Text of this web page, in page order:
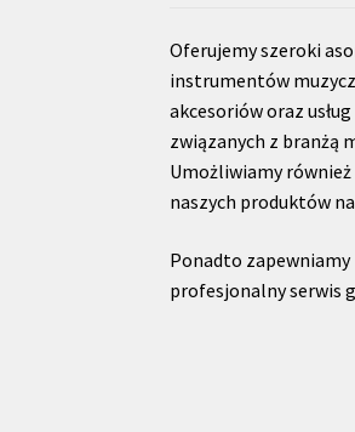
Oferujemy szeroki
instrumentów
akcesoriów oraz usług
związanych z branżą
Umożliwiamy
naszych produktów
Ponadto zapewniamy
profesjonalny serwis